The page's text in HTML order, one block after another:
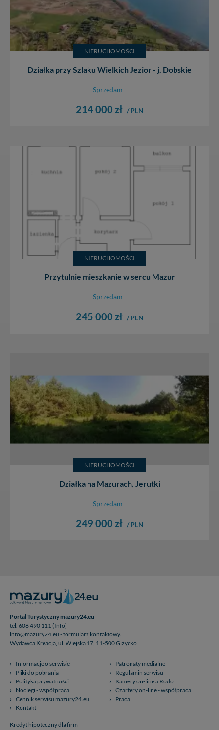
NIERUCHOMOŚCI
Działka przy Szlaku Wielkich Jezior - j. Dobskie
Sprzedam
214 000 zł / PLN
NIERUCHOMOŚCI
Przytulnie mieszkanie w sercu Mazur
Sprzedam
245 000 zł / PLN
NIERUCHOMOŚCI
Działka na Mazurach, Jerutki
Sprzedam
249 000 zł / PLN
Portal Turystyczny mazury24.eu
tel. 608 490 111 (Info)
info@mazury24.eu - formularz kontaktowy.
Wydawca Kreacja, ul. Wiejska 17, 11-500 Giżycko
Informacje o serwisie
Patronaty medialne
Pliki do pobrania
Regulamin serwisu
Polityka prywatności
Kamery on-line a Rodo
Noclegi - współpraca
Czartery on-line - współpraca
Cennik serwisu mazury24.eu
Praca
Kontakt
Kredyt hipoteczny dla firm